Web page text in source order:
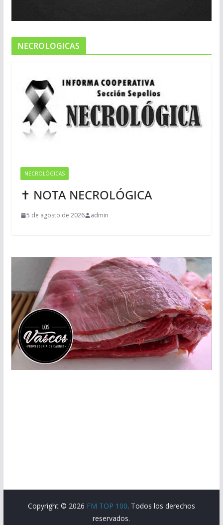
NECROLOGICAS
NECROLÓGICAS
✝ NOTA NECROLÓGICA
5 de agosto de 2026 admin
Copyright © 2026 FM TOP 100. Todos los derechos
reservados.